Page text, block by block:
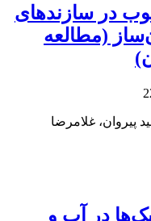
در سازندهای
(مطالعه
پیروان، غلامرضا
در آب و